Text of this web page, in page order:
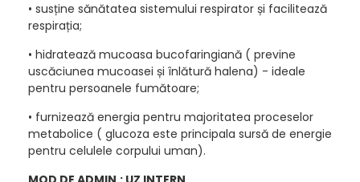
• susține sănătatea sistemului respirator și facilitează
respirația;
• hidratează mucoasa bucofaringiană ( previne
uscăciunea mucoasei și înlătură halena) - ideale
pentru persoanele fumătoare;
• furnizează energia pentru majoritatea proceselor
metabolice ( glucoza este principala sursă de energie
pentru celulele corpului uman).